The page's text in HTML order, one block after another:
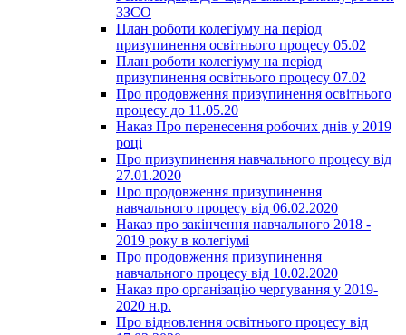
ЗЗСО
План роботи колегіуму на період
призупинення освітнього процесу 05.02
План роботи колегіуму на період
призупинення освітнього процесу 07.02
Про продовження призупинення освітнього
процесу до 11.05.20
Наказ Про перенесення робочих днів у 2019
році
Про призупинення навчального процесу від
27.01.2020
Про продовження призупинення
навчального процесу від 06.02.2020
Наказ про закінчення навчального 2018 -
2019 року в колегіумі
Про продовження призупинення
навчального процесу від 10.02.2020
Наказ про організацію чергування у 2019-
2020 н.р.
Про відновлення освітнього процесу від